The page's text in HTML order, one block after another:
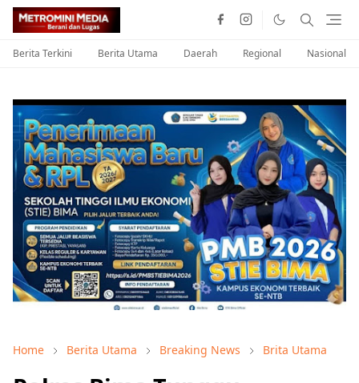
Berita Terkini Berita Utama Daerah Regional Nasional
Home Berita Utama Breaking News Brita Utama